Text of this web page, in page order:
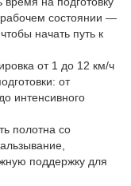
рабочем состоянии —
начать путь к
от 1 до 12 км/ч
от
интенсивного
полотна со
поддержку для